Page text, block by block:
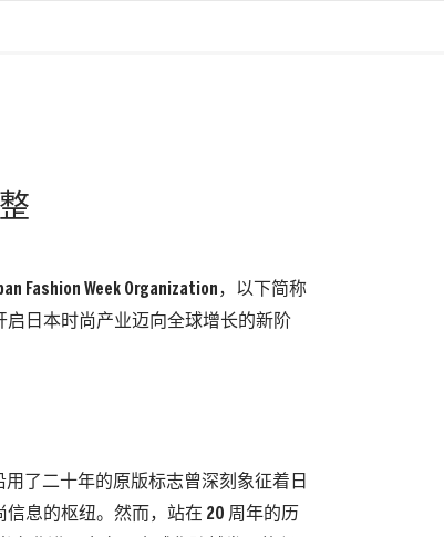
Fashion Week Organization，以下简称
启日本时尚产业迈向全球增长的新阶
用了二十年的原版标志曾深刻象征着日
息的枢纽。然而，站在 20 周年的历